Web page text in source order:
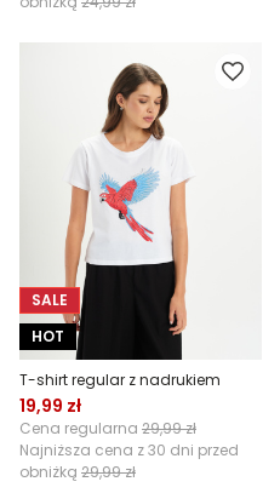
SALE
HOT
T-shirt regular z nadrukiem
19,99 zł
Cena regularna 29,99 zł
Najniższa cena z 30 dni przed
obniżką 29,99 zł